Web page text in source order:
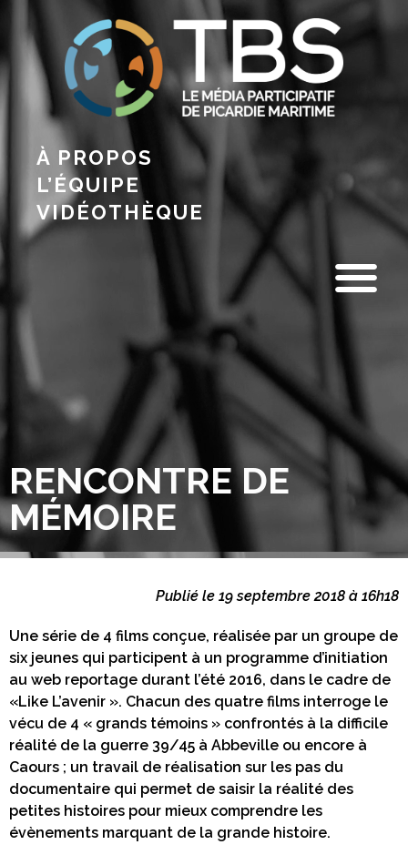
À PROPOS
L’ÉQUIPE
VIDÉOTHÈQUE
RENCONTRE DE
MÉMOIRE
Publié le 19 septembre 2018 à 16h18
Une série de 4 films conçue, réalisée par un groupe de
six jeunes qui participent à un programme d’initiation
au web reportage durant l’été 2016, dans le cadre de
«Like L’avenir ». Chacun des quatre films interroge le
vécu de 4 « grands témoins » confrontés à la difficile
réalité de la guerre 39/45 à Abbeville ou encore à
Caours ; un travail de réalisation sur les pas du
documentaire qui permet de saisir la réalité des
petites histoires pour mieux comprendre les
évènements marquant de la grande histoire.